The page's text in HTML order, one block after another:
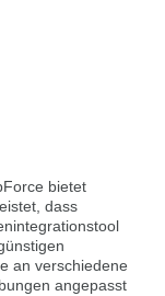
bietet
dass
an verschiedene
angepasst